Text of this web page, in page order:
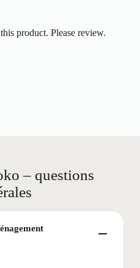
product. Please review.
– questions